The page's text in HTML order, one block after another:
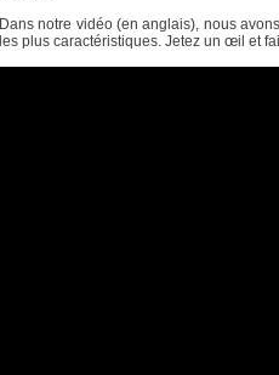
Dans notre vidéo (en anglais), nous
les plus caractéristiques. Jetez un œil et